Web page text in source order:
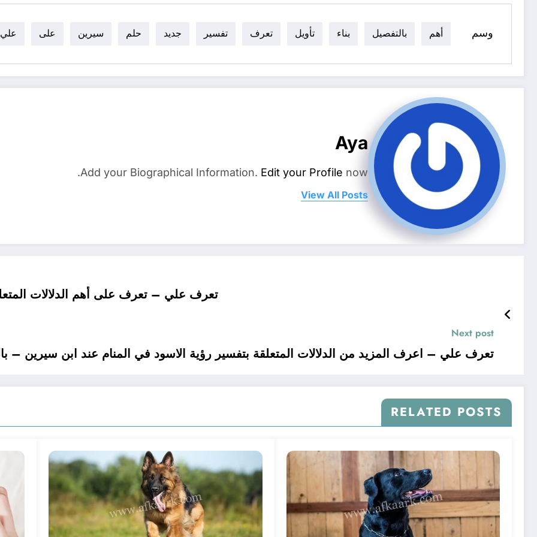
وسم أهم بالتفصيل بناء تأويل تعرف تفسير جديد حلم سيرين على علي
Aya
Add your Biographical Information. Edit your Profile now.
View All Posts
تعرف علي – تعرف على أهم الدلالات
Next post
تعرف علي – اعرف المزيد من الدلالات المتعلقة بتفسير رؤية الاسود في المنام عند ابن سيرين –
RELATED POSTS